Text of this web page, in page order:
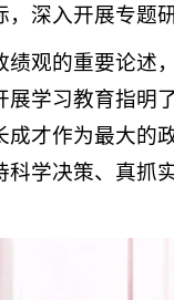
深入开展专题研
观的重要论述
学习教育指明
才作为最大的
学决策、真抓